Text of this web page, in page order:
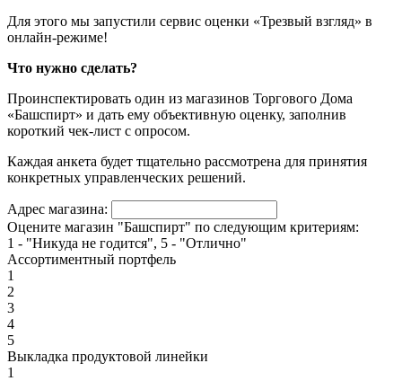
Для этого мы запустили сервис оценки «Трезвый взгляд» в
онлайн-режиме!
Что нужно сделать?
Проинспектировать один из магазинов Торгового Дома
«Башспирт» и дать ему объективную оценку, заполнив
короткий чек-лист с опросом.
Каждая анкета будет тщательно рассмотрена для принятия
конкретных управленческих решений.
Адрес магазина:
Оцените магазин "Башспирт" по следующим критериям:
1 - "Никуда не годится", 5 - "Отлично"
Ассортиментный портфель
1
2
3
4
5
Выкладка продуктовой линейки
1